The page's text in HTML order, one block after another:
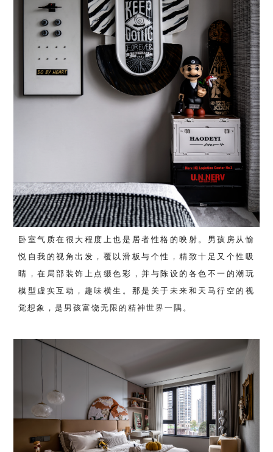
卧室气质在很大程度上也是居者性格的映射。男孩房从愉
悦自我的视角出发，覆以滑板与个性，精致十足又个性吸
睛，在局部装饰上点缀色彩，并与陈设的各色不一的潮玩
模型虚实互动，趣味横生。那是关于未来和天马行空的视
觉想象，是男孩富饶无限的精神世界一隅。